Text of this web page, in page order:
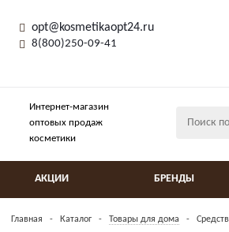
opt@kosmetikaopt24.ru
8(800)250-09-41
Интернет-магазин
оптовых продаж
косметики
АКЦИИ БРЕНДЫ
Главная - Каталог - Товары для дома -